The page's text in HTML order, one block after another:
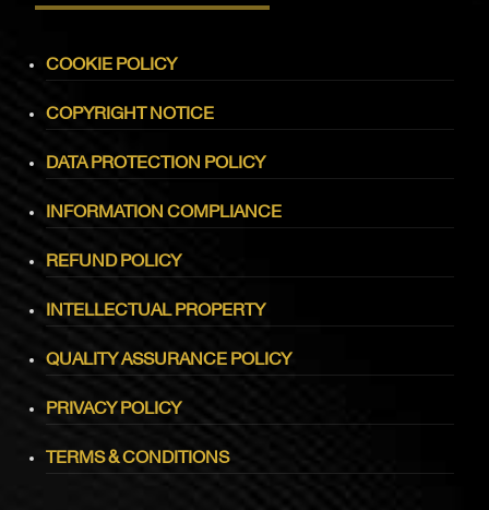
COOKIE POLICY
COPYRIGHT NOTICE
DATA PROTECTION POLICY
INFORMATION COMPLIANCE
REFUND POLICY
INTELLECTUAL PROPERTY
QUALITY ASSURANCE POLICY
PRIVACY POLICY
TERMS & CONDITIONS